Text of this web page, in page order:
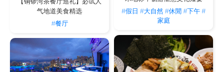
#假日 #大自然#休閒 #下午#
家庭
【铜锣湾茶餐厅巡礼】必试人
气地道美食精选
#餐厅